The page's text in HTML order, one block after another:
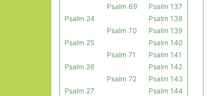
Psalm 24
Psalm 25
Psalm 26
Psalm 27
Psalm 69
Psalm 70
Psalm 71
Psalm 72
Psalm 137
Psalm 138
Psalm 139
Psalm 140
Psalm 141
Psalm 142
Psalm 143
Psalm 144